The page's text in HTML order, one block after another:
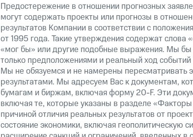
Предостережение в отношении прогнозных
могут содержать проекты или прогнозы в
результатов Компании в соответствии с
от 1995 года. Такие утверждения содержат слова
«мог бы» или другие подобные выражения. Мы бы
только предположениями и реальный ход событий
Мы не обязуемся и не намерены пересматривать
результатами. Мы адресуем Вас к документам,
бумагам и биржам, включая форму 20-F. Эти
включая те, которые указаны в разделе
причиной отличия реальных результатов от
состояние экономики, включая геополитическую